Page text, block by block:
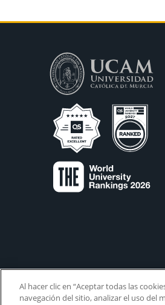
Al hacer clic en “Aceptar todas las
navegación del sitio, analizar el uso del